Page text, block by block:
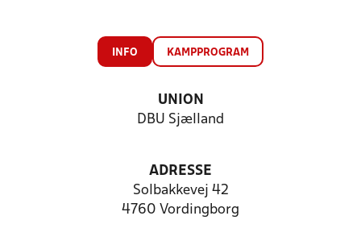
INFO KAMPPROGRAM
UNION
DBU Sjælland
ADRESSE
Solbakkevej 42
4760 Vordingborg